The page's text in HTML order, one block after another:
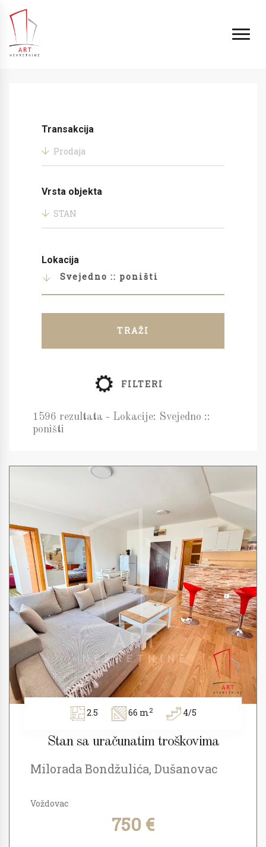
Transakcija
Prodaja
Vrsta objekta
STAN
Lokacija
Svejedno :: poništi
TRAŽI
FILTERI
1596 rezultata - Lokacije: Svejedno ::
poništi
2.5 66 m2 4/5
Stan sa uračunatim troškovima
Milorada Bondžulića, Dušanovac
Voždovac
750 €